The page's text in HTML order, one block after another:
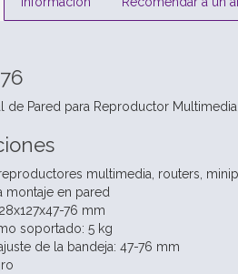
de Pared para Reproductor
multimedia, routers,
montaje en pared
76 mm
soportado: 5 kg
de la bandeja: 47-76 mm